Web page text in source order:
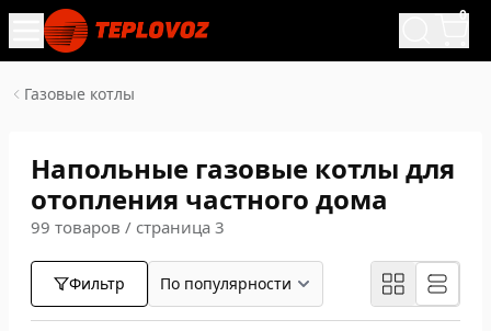
0
Газовые котлы
Напольные газовые котлы для
отопления частного дома
99 товаров / страница 3
Фильтр